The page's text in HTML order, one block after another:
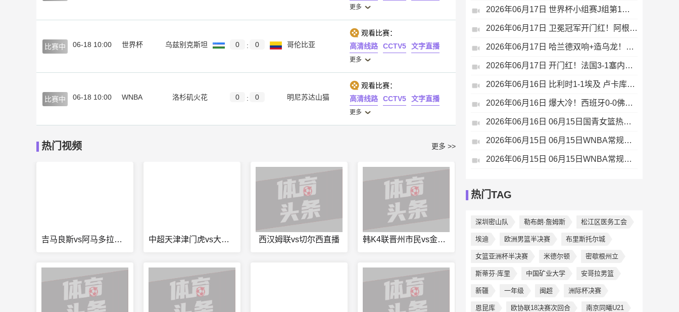
更多
比赛中 06-18 10:00 世界杯 乌兹别克斯坦 0 : 0 哥伦比亚
观看比赛：
高清线路
CCTV5 文字直播
更多
比赛中 06-18 10:00 WNBA 洛杉矶火花 0 : 0 明尼苏达山猫
观看比赛：
高清线路
CCTV5 文字直播
更多
热门视频 更多 >>
吉马良斯vs阿马多拉直播 中超天津津门虎vs大连英博直播 西汉姆联vs切尔西直播 韩K4联晋州市民vs金川人力直播
2026年06月17日 世界杯小组赛J组第1轮 奥地利vs约旦 进球
2026年06月17日 卫冕冠军开门红！阿根廷3-0阿尔及利亚 梅西里程碑夜戴帽+世界波
2026年06月17日 哈兰德双响+造乌龙！挪威4-1伊拉克取开门红 亚足联球队本届首败
2026年06月17日 开门红！法国3-1塞内加尔 姆巴佩双响成法国队史射手王奥利塞助攻
2026年06月16日 比利时1-1埃及 卢卡库替补22秒造乌龙，阿舒尔建功德布劳内中柱
2026年06月16日 爆大冷！西班牙0-0佛得角 18岁亚马尔首秀40岁门将沃齐尼亚神表现
2026年06月16日 06月15日国青女篮热身赛富顺站 中国U17女篮 76 - 62 伏伊伏丁那女篮 全场集锦
2026年06月15日 06月15日WNBA常规赛 亚特兰大梦想102-77多伦多节奏 全场集锦
2026年06月15日 06月15日WNBA常规赛 华盛顿神秘人64-86纽约自由人 全场集锦
热门TAG
深圳密山队 勒布朗·詹姆斯 松江区医务工会
‌埃迪 欧洲男篮半决赛 布里斯托尔城
女篮亚洲杯半决赛 米德尔顿 密歇根州立
斯蒂芬·库里 中国矿业大学 安哥拉男篮
新疆 一年级 闽超 洲际杯决赛
恩昆库 欧协联18决赛次回合 南京同曦U21